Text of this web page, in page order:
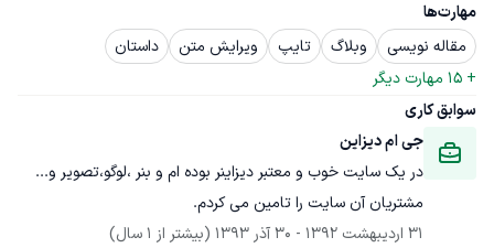
مهارت‌ها
مقاله نویسی
وبلاگ تایپ ویرایش متن
داستان
+
15 مهارت دیگر
سوابق کاری
جی ام دیزاین
در یک سایت خوب و معتبر دیزاینر بوده ام و بنر ،لوگو،تصویر و...
مشتریان آن سایت را تامین می کردم.
31 اردیبهشت 1392
- 30 آذر 1393 (بیشتر از 1 سال)